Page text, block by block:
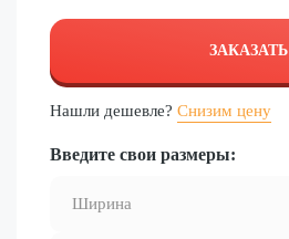
ЗАКАЗАТЬ
Нашли дешевле? Снизим цену
Введите свои размеры: